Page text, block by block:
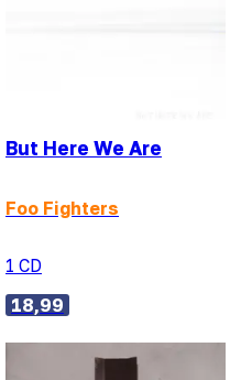
But Here We Are
Foo Fighters
1 CD
18,99